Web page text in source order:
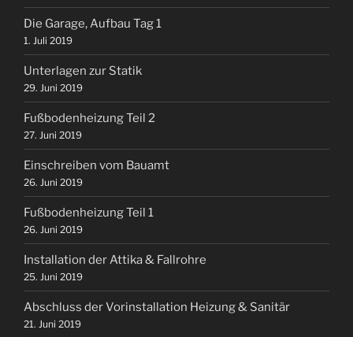
Die Garage, Aufbau Tag 1
1. Juli 2019
Unterlagen zur Statik
29. Juni 2019
Fußbodenheizung Teil 2
27. Juni 2019
Einschreiben vom Bauamt
26. Juni 2019
Fußbodenheizung Teil 1
26. Juni 2019
Installation der Attika & Fallrohre
25. Juni 2019
Abschluss der Vorinstallation Heizung & Sanitär
21. Juni 2019